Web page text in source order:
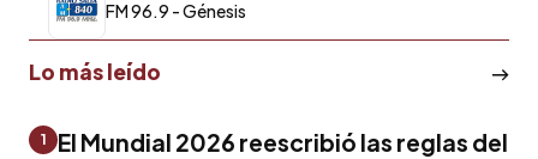
FM 96.9 - Génesis
Lo más leído
1
El Mundial 2026 reescribió las reglas del